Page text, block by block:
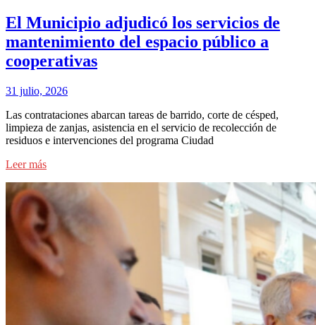
El Municipio adjudicó los servicios de
mantenimiento del espacio público a
cooperativas
31 julio, 2026
Las contrataciones abarcan tareas de barrido, corte de césped,
limpieza de zanjas, asistencia en el servicio de recolección de
residuos e intervenciones del programa Ciudad
Leer más